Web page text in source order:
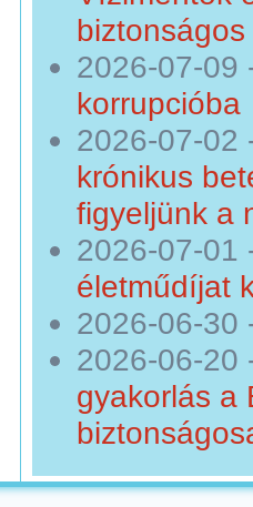
2026-07-09
korrupcióba
2026-07-02
krónikus
figyeljünk a
2026-07-01
életműdíjat
2026-06-30
2026-06-20
gyakorlás a